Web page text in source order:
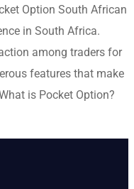
Option South African
in South Africa.
among traders for
features that make
is Pocket Option?